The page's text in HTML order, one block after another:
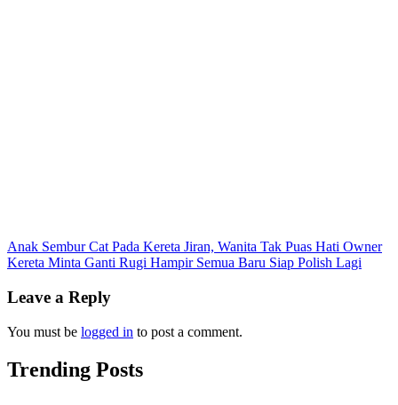
Post
navigation
Anak Sembur Cat Pada Kereta Jiran, Wanita Tak Puas Hati Owner
Kereta Minta Ganti Rugi Hampir Semua Baru Siap Polish Lagi
Leave a Reply
You must be logged in to post a comment.
Trending Posts